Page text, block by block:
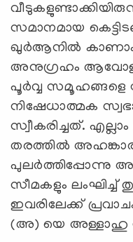
സമാനമായ
ഖുർആനിൽ
അനുഗ്രഹം ആവോളം
പൂർവ്വ
നിഷേധാത്മക
സ്വീകരിച്ചത്.
തരത്തിൽ
പുലർത്തിപ്പോന്നു
സീമകളും ലംഘിച്ച്
ഇവരിലേക്ക്
(അ) യെ അള്ളാഹു